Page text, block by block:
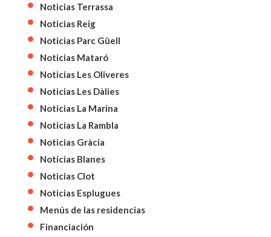
Noticias Terrassa
Noticias Reig
Noticias Parc Güell
Noticias Mataró
Noticias Les Oliveres
Noticias Les Dàlies
Noticias La Marina
Noticias La Rambla
Noticias Gràcia
Noticias Blanes
Noticias Clot
Noticias Esplugues
Menús de las residencias
Financiación